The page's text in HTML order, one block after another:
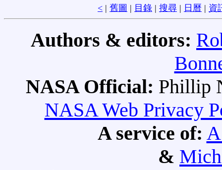
< | 舊圖 | 目錄 | 搜尋 | 日曆 | 資
Authors & editors:
NASA Official: Phillip
NASA Web Privacy
A service of:
&